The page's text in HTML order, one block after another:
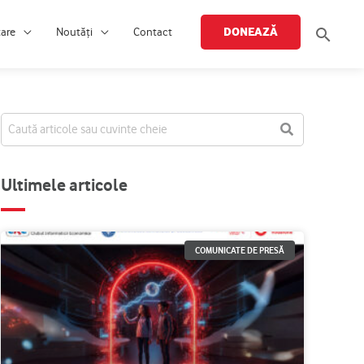
Noutăți Contact DONEAZĂ
Ultimele articole
COMUNICATE DE PRESĂ